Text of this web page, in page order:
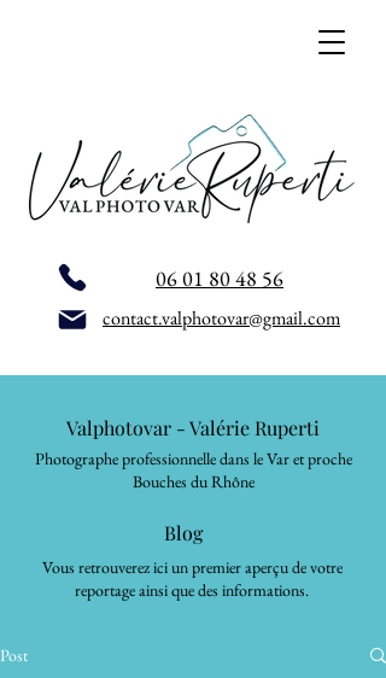
06 01 80 48 56
contact.valphotovar@gmail.com
Valphotovar - Valérie Ruperti
Photographe professionnelle dans le Var et proche
Bouches du Rhône
Blog
Vous retrouverez ici un premier aperçu de votre
reportage ainsi que des informations.
Post